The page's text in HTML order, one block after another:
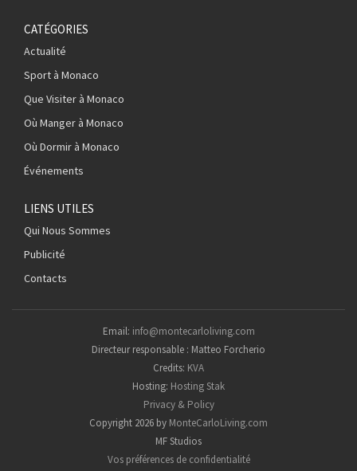
CATÉGORIES
Actualité
Sport à Monaco
Que Visiter à Monaco
Où Manger à Monaco
Où Dormir à Monaco
Événements
LIENS UTILES
Qui Nous Sommes
Publicité
Contacts
Email: info@montecarloliving.com
Directeur responsable : Matteo Forcherio
Credits: KVA
Hosting: Hosting Stak
Privacy & Policy
Copyright 2026 by MonteCarloLiving.com
MF Studios
Vos préférences de confidentialité